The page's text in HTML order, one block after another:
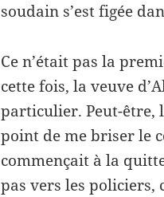
soudain s’est figée
Ce n’était pas la
cette fois, la veuve
particulier. Peut-être,
point de me briser le
commençait à la
pas vers les policiers,